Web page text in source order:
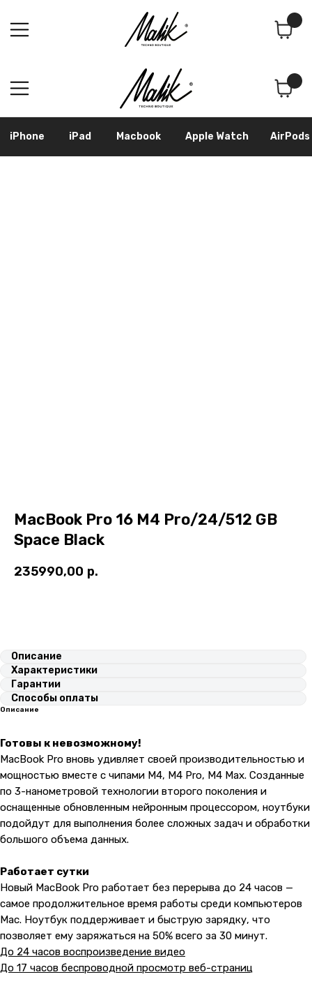
iPhone Apple Watch
MacBook Pro 16 M4 Pro/24/512 GB
Space Black
235990,00 р.
Описание
Характеристики
Гарантии
Способы оплаты
Описание
Готовы к невозможному!
MacBook Pro вновь удивляет своей производительностью и
мощностью вместе с чипами М4, М4 Pro, M4 Max. Созданные
по 3-нанометровой технологии второго поколения и
оснащенные обновленным нейронным процессором, ноутбуки
подойдут для выполнения более сложных задач и обработки
большого объема данных.
Работает сутки
Новый MacBook Pro работает без перерыва до 24 часов —
самое продолжительное время работы среди компьютеров
Mac. Ноутбук поддерживает и быструю зарядку, что
позволяет ему заряжаться на 50% всего за 30 минут.
До 24 часов воспроизведение видео
До 17 часов беспроводной просмотр веб-страниц